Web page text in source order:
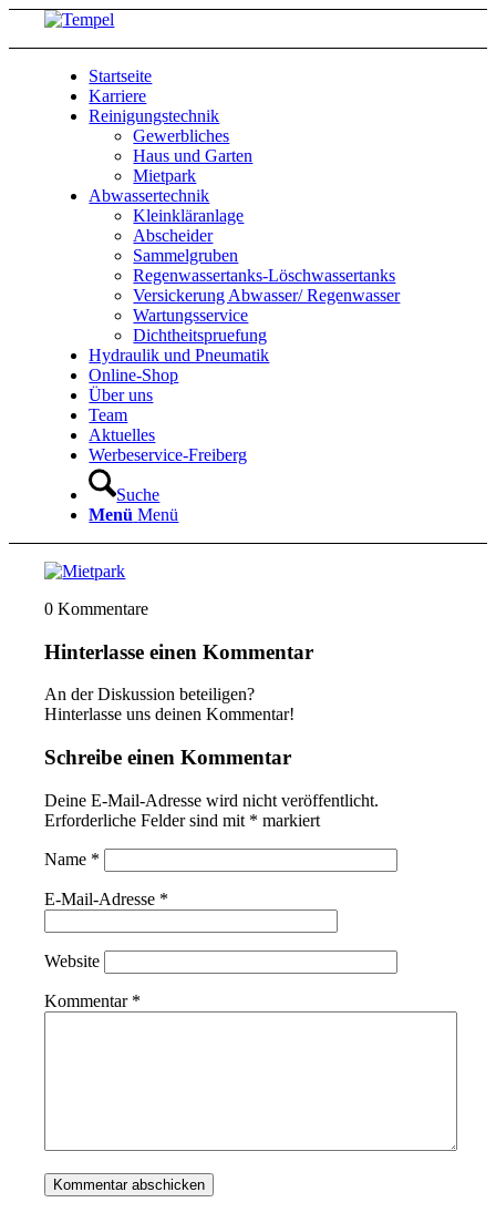
Startseite
Karriere
Reinigungstechnik
Gewerbliches
Haus und Garten
Mietpark
Abwassertechnik
Kleinkläranlage
Abscheider
Sammelgruben
Regenwassertanks-Löschwassertanks
Versickerung Abwasser/ Regenwasser
Wartungsservice
Dichtheitspruefung
Hydraulik und Pneumatik
Online-Shop
Über uns
Team
Aktuelles
Werbeservice-Freiberg
Suche
Menü Menü
0 Kommentare
Hinterlasse einen Kommentar
An der Diskussion beteiligen?
Hinterlasse uns deinen Kommentar!
Schreibe einen Kommentar
Deine E-Mail-Adresse wird nicht veröffentlicht.
Erforderliche Felder sind mit * markiert
Name *
E-Mail-Adresse *
Website
Kommentar *